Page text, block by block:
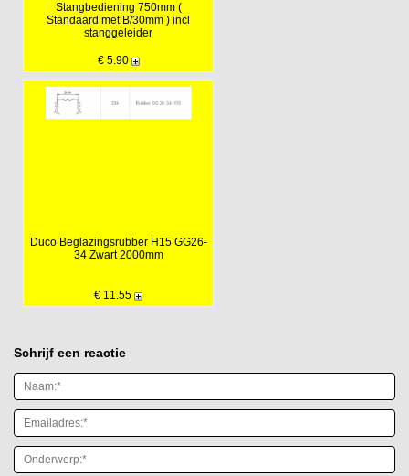
Stangbediening 750mm (
Standaard met B/30mm ) incl
stanggeleider
€ 5.90
Duco Beglazingsrubber H15 GG26-
34 Zwart 2000mm
€ 11.55
Schrijf een reactie